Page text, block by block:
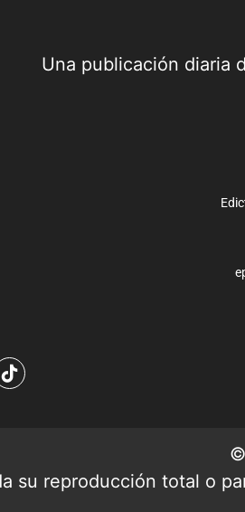
Una publicación diaria
©
su reproducción total o